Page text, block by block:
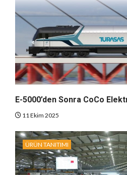
E-5000’den Sonra CoCo
11 Ekim 2025
ÜRÜN TANITIMI